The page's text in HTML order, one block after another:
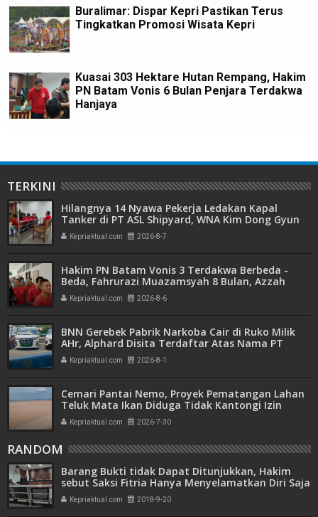
Buralimar: Dispar Kepri Pastikan Terus
Tingkatkan Promosi Wisata Kepri
Kuasai 303 Hektare Hutan Rempang, Hakim
PN Batam Vonis 6 Bulan Penjara Terdakwa
Hanjaya
TERKINI
Hilangnya 14 Nyawa Pekerja Ledakan Kapal
Tanker di PT ASL Shipyard, WNA Kim Dong Gyun
Hanya Dituntut 1 Tahun 6 Bulan
Kepriaktual.com 2026-8-7
Hakim PN Batam Vonis 3 Terdakwa Berbeda -
Beda, Fahrurazi Muazamsyah 8 Bulan, Azzah
Azzurah dan Risma Divonis 2 Tahun 6 Bulan
Kepriaktual.com 2026-8-6
BNN Gerebek Pabrik Narkoba Cair di Ruko Milik
AHr, Alphard Disita Terdaftar Atas Nama PT
Mitra Usaha Properti
Kepriaktual.com 2026-8-1
Cemari Pantai Nemo, Proyek Pematangan Lahan
Teluk Mata Ikan Diduga Tidak Kantongi Izin
Amdal
Kepriaktual.com 2026-7-30
RANDOM
Barang Bukti tidak Dapat Ditunjukkan, Hakim
sebut Saksi Fitria Hanya Menyelamatkan Diri Saja
Kepriaktual.com 2018-9-20